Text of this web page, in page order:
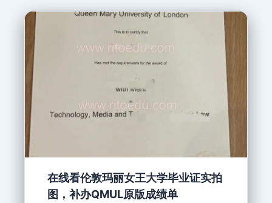
在线看伦敦玛丽女王大学毕业证实拍
图，补办QMUL原版成绩单